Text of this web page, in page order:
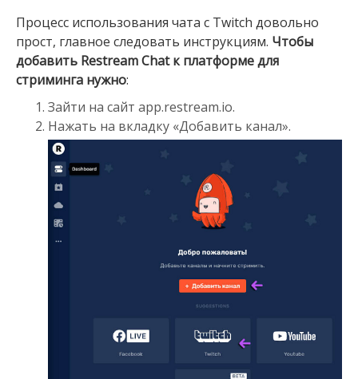
Процесс использования чата с Twitch довольно
прост, главное следовать инструкциям. Чтобы
добавить Restream Chat к платформе для
стриминга нужно:
Зайти на сайт app.restream.io.
Нажать на вкладку «Добавить канал».